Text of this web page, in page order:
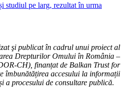
studiul pe larg, rezultat în urma
şi publicat în cadrul unui proiect al
Drepturilor Omului în România –
CH), finanțat de Balkan Trust for
îmbunătățirea accesului la informații
a procesului de consultare publică.